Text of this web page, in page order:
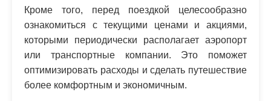
Кроме того, перед поездкой целесообразно
ознакомиться с текущими ценами и акциями,
которыми периодически располагает аэропорт
или транспортные компании. Это поможет
оптимизировать расходы и сделать путешествие
более комфортным и экономичным.